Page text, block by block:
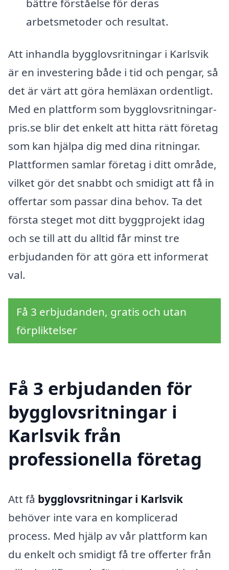
bättre förståelse för deras
arbetsmetoder och resultat.
Att inhandla bygglovsritningar i Karlsvik
är en investering både i tid och pengar, så
det är värt att göra hemläxan ordentligt.
Med en plattform som bygglovsritningar-
pris.se blir det enkelt att hitta rätt företag
som kan hjälpa dig med dina ritningar.
Plattformen samlar företag i ditt område,
vilket gör det snabbt och smidigt att få in
offertar som passar dina behov. Ta det
första steget mot ditt byggprojekt idag
och se till att du alltid får minst tre
erbjudanden för att göra ett informerat
val.
Få 3 erbjudanden, gratis och utan
förpliktelser
Få 3 erbjudanden för
bygglovsritningar i
Karlsvik från
professionella företag
Att få bygglovsritningar i Karlsvik
behöver inte vara en komplicerad
process. Med hjälp av vår plattform kan
du enkelt och smidigt få tre offerter från